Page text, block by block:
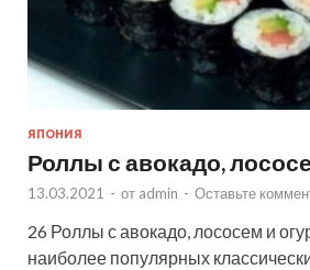
ЯПОНИЯ
Роллы с авокадо,
13.03.2021 - от admin - Оставьте
26 Роллы с авокадо, лососем и
наиболее популярных